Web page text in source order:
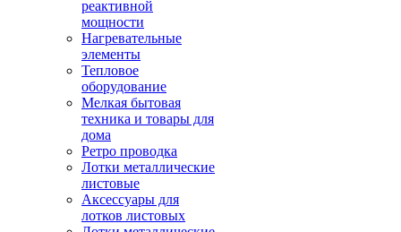
реактивной
мощности
Нагревательные
элементы
Тепловое
оборудование
Мелкая бытовая
техника и товары для
дома
Ретро проводка
Лотки металлические
листовые
Аксессуары для
лотков листовых